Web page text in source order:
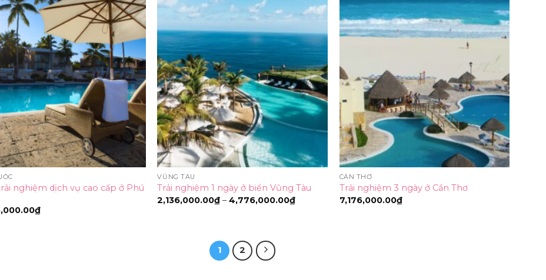
nghiệm dịch vụ cao cấp ở Phú
₫
VŨNG TÀU
Trải nghiệm 1 ngày ở biển Vũng Tàu
2,136,000.00₫ – 4,776,000.00₫Khoảng
CẦN THƠ
Trải nghiệm 3 ngày ở Cần Thơ
7,176,000.00₫
1 2